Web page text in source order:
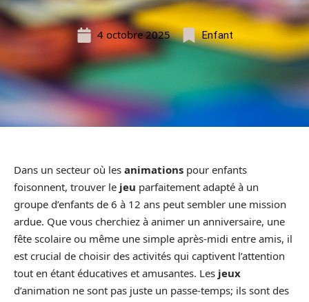
4 octobre 2025 Enfant
Dans un secteur où les animations pour enfants
foisonnent, trouver le jeu parfaitement adapté à un
groupe d’enfants de 6 à 12 ans peut sembler une mission
ardue. Que vous cherchiez à animer un anniversaire, une
fête scolaire ou même une simple après-midi entre amis, il
est crucial de choisir des activités qui captivent l’attention
tout en étant éducatives et amusantes. Les jeux
d’animation ne sont pas juste un passe-temps; ils sont des